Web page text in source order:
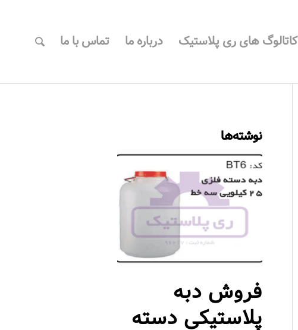
کاتالوگ های ری پلاستیک درباره ما تماس با ما
نوشته‌ها
فروش دبه
پلاستیکی دسته